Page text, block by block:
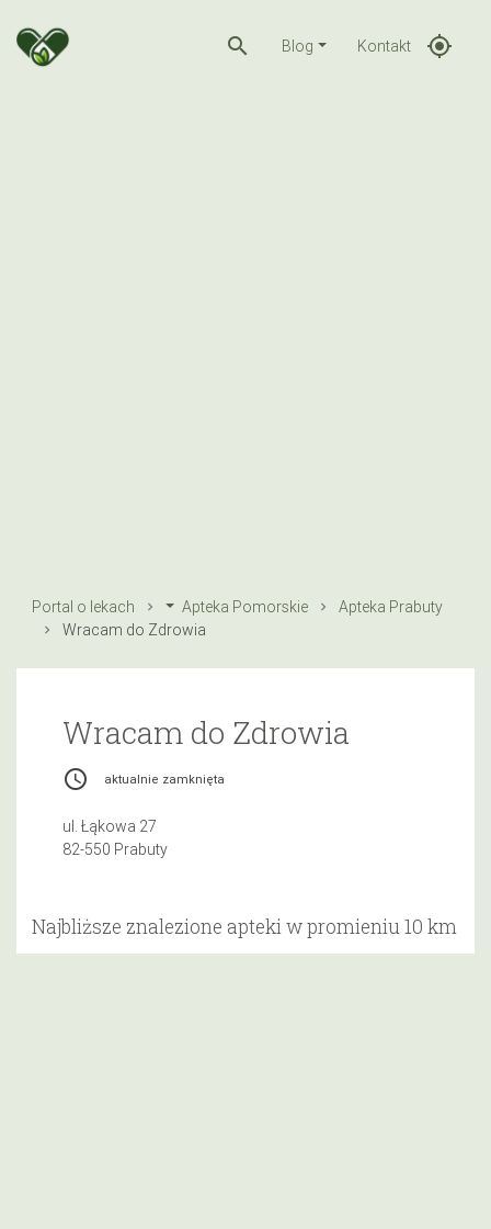
search Blog Kontakt gps_fixed
Portal o lekach Apteka Pomorskie
Apteka Prabuty
Wracam do Zdrowia
Wracam do Zdrowia
access_time aktualnie zamknięta
ul. Łąkowa 27
82-550 Prabuty
Najbliższe znalezione apteki w promieniu 10 km